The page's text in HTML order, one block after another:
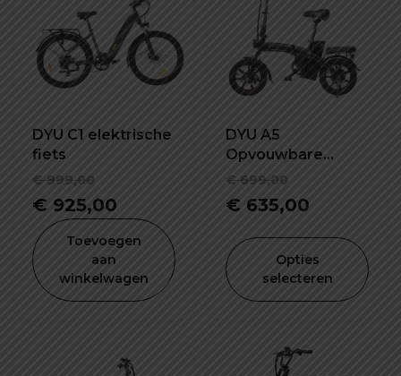
DYU C1 elektrische
fiets
€999,00
Oorspronkelijke
prijs
€ 999,00.
€ 925,00
prijs
€ 925,00.
Toevoegen
aan
winkelwagen
DYU A5
Opvouwbare
elektrische fiets
€699,00
prijs
€ 699,00.
€ 635,00
is:
€ 635,00.
Opties
selecteren